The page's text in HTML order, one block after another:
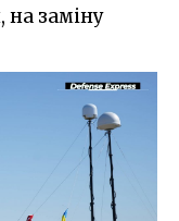
на заміну